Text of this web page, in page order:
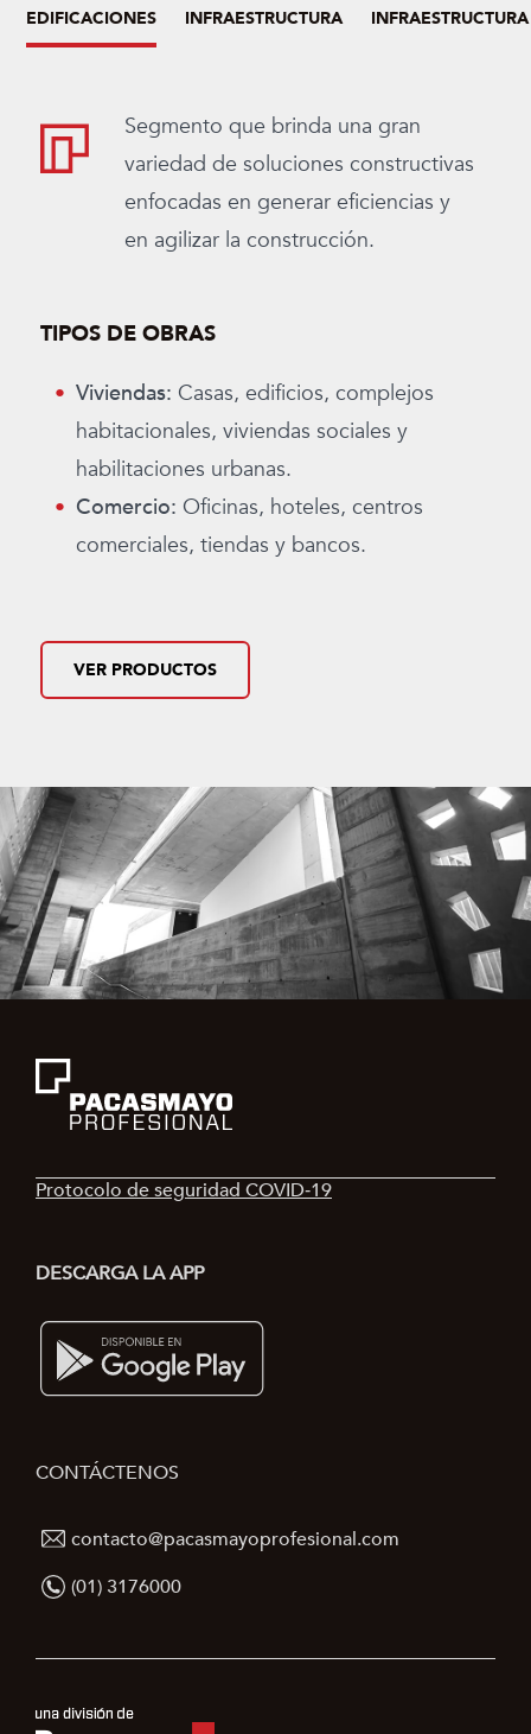
EDIFICACIONES INFRAESTRUCTURA
Segmento que brinda una gran
variedad de soluciones constructivas
enfocadas en generar eficiencias y
en agilizar la construcción.
TIPOS DE OBRAS
Viviendas: Casas, edificios, complejos
habitacionales, viviendas sociales y
habilitaciones urbanas.
Comercio: Oficinas, hoteles, centros
comerciales, tiendas y bancos.
VER PRODUCTOS
Protocolo de seguridad COVID‑19
DESCARGA LA APP
CONTÁCTENOS
contacto@pacasmayoprofesional.com
(01) 3176000